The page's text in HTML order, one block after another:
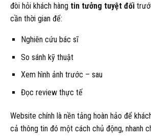
đòi hỏi khách hàng tin tưởng tuyệt đối
cần thời gian để:
Nghiên cứu bác sĩ
So sánh kỹ thuật
Xem hình ảnh trước – sau
Đọc review thực tế
Website chính là nền tảng hoàn hảo để
cả thông tin đó một cách chủ động, nhanh